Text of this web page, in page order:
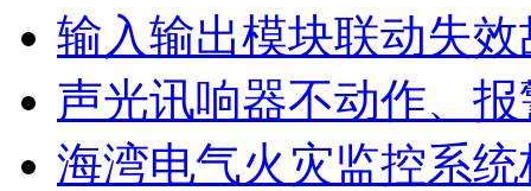
输入输出模块联动失效
声光讯响器不动作、
海湾电气火灾监控系